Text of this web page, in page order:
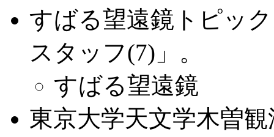
すばる望遠鏡トピッ
スタッフ(7)」。
すばる望遠鏡
東京大学天文学木曽